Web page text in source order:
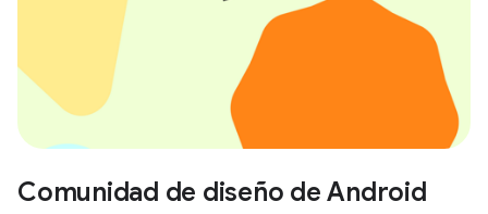
Comunidad de diseño de Android